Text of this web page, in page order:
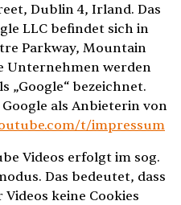
Dublin 4, Irland. Das
LLC befindet sich in
Parkway, Mountain
Unternehmen werden
„Google“ bezeichnet.
als Anbieterin von
t/impressum
Videos erfolgt im sog.
Das bedeutet, dass
keine Cookies